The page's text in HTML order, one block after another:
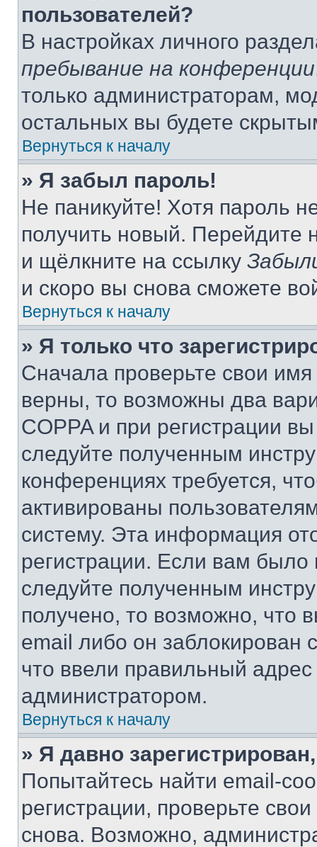
пользователей?
В настройках личного
пребывание на конференции
только администраторам,
остальных вы будете
Вернуться к началу
» Я забыл пароль!
Не паникуйте! Хотя пароль
получить новый. Перейдите
и щёлкните на ссылку
и скоро вы снова сможете
Вернуться к началу
» Я только что
Сначала проверьте свои
верны, то возможны два
COPPA и при регистрации
следуйте полученным
конференциях требуется,
активированы
систему. Эта информация
регистрации. Если вам
следуйте полученным
получено, то возможно, что
email либо он
что ввели правильный адрес
администратором.
Вернуться к началу
» Я давно
Попытайтесь найти email-
регистрации, проверьте
снова. Возможно,